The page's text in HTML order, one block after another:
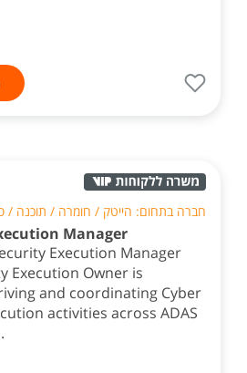
חברה בתחום: הייטק / חומרה / תוכנה /
Manager
Execution Manager
Execution Owner is
and coordinating Cyber
activities across ADAS